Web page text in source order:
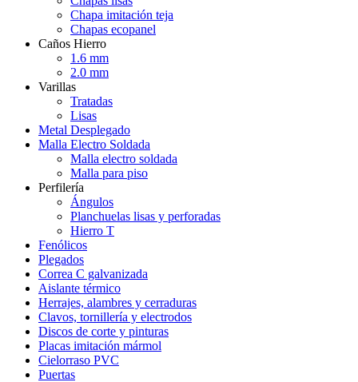
Chapa imitación teja
Chapas ecopanel
Caños Hierro
1.6 mm
2.0 mm
Varillas
Tratadas
Lisas
Metal Desplegado
Malla Electro Soldada
Malla electro soldada
Malla para piso
Perfilería
Ángulos
Planchuelas lisas y perforadas
Hierro T
Fenólicos
Plegados
Correa C galvanizada
Aislante térmico
Herrajes, alambres y cerraduras
Clavos, tornillería y electrodos
Discos de corte y pinturas
Placas imitación mármol
Cielorraso PVC
Puertas